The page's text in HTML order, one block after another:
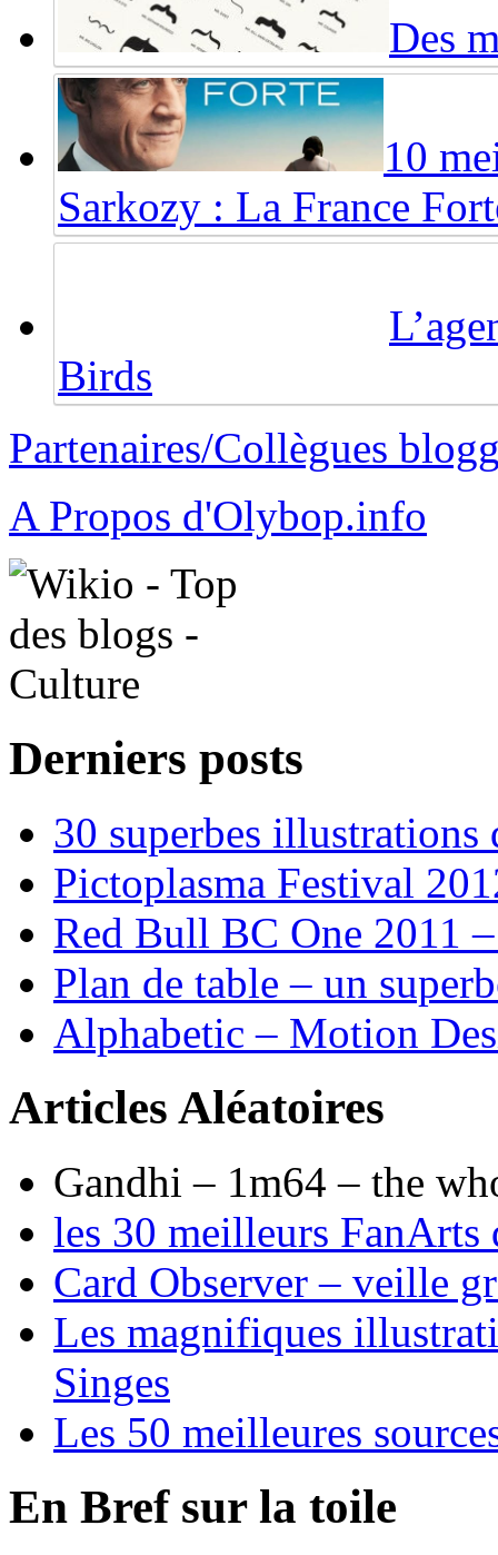
Des
10
Sarkozy : La France
Birds
Partenaires/Collègues
A Propos d'Olybop.info
Derniers posts
30 superbes
Pictoplasma Festival
Red Bull BC One 2011
Plan de table – un
Alphabetic – Motion
Articles Aléatoires
Gandhi – 1m64 – the
les 30 meilleurs FanArts
Card Observer – veille
Les magnifiques
Singes
Les 50 meilleures
En Bref sur la toile